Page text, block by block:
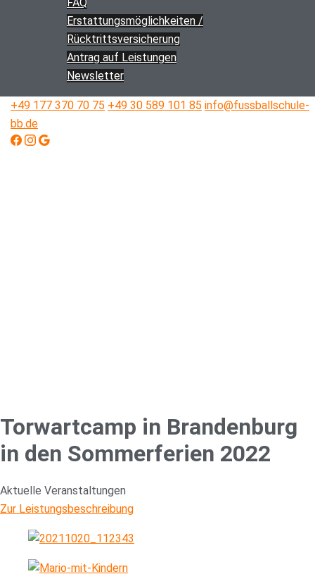
FAQ
Erstattungs­­möglichkeiten /
Rücktritts­versicherung
Antrag auf Leistungen
Newsletter
+49 177 370 70 75 +49 30 589 101 85 info@fussballschule-
bb.de
Torwartcamp in Brandenburg
in den Sommerferien 2022
Aktuelle Veranstaltungen
Zur Leistungsbeschreibung